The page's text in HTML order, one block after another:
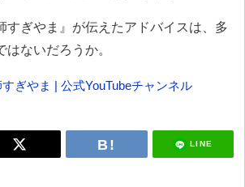
すぎやま』が伝えたアドバイスは、多
はないだろうか。
ぎやま | 公式YouTubeチャンネル
LINE